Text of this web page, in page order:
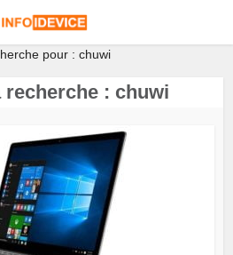
pour : chuwi
: chuwi